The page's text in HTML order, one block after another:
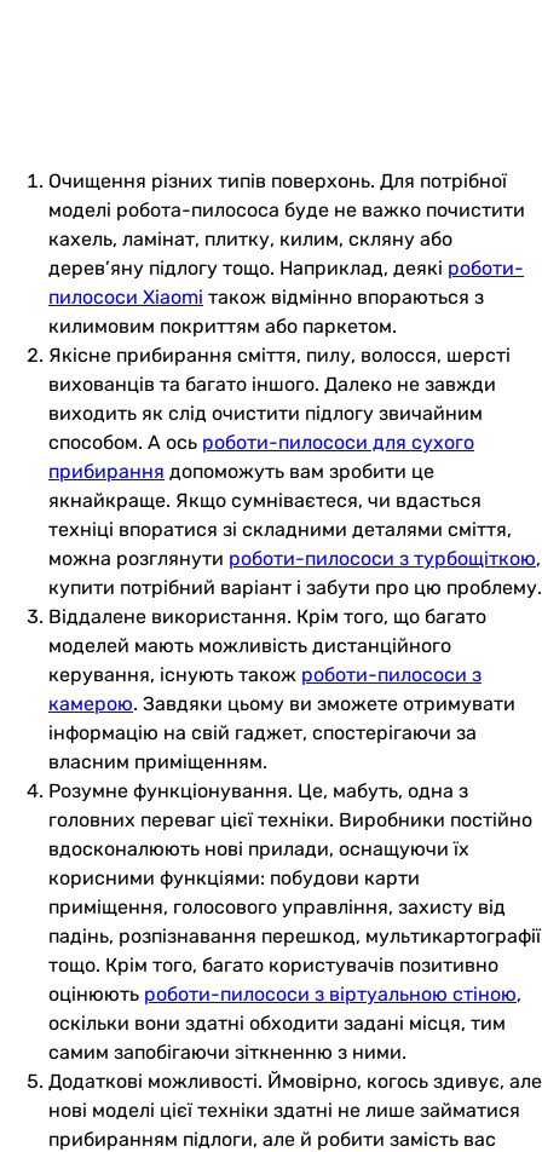
Очищення різних типів поверхонь. Для потрібної
моделі робота-пилососа буде не важко почистити
кахель, ламінат, плитку, килим, скляну або
дерев’яну підлогу тощо. Наприклад, деякі роботи-
пилососи Xiaomi також відмінно впораються з
килимовим покриттям або паркетом.
Якісне прибирання сміття, пилу, волосся, шерсті
вихованців та багато іншого. Далеко не завжди
виходить як слід очистити підлогу звичайним
способом. А ось роботи-пилососи для сухого
прибирання допоможуть вам зробити це
якнайкраще. Якщо сумніваєтеся, чи вдасться
техніці впоратися зі складними деталями сміття,
можна розглянути роботи-пилососи з турбощіткою,
купити потрібний варіант і забути про цю проблему.
Віддалене використання. Крім того, що багато
моделей мають можливість дистанційного
керування, існують також роботи-пилососи з
камерою. Завдяки цьому ви зможете отримувати
інформацію на свій гаджет, спостерігаючи за
власним приміщенням.
Розумне функціонування. Це, мабуть, одна з
головних переваг цієї техніки. Виробники постійно
вдосконалюють нові прилади, оснащуючи їх
корисними функціями: побудови карти
приміщення, голосового управління, захисту від
падінь, розпізнавання перешкод, мультикартографії
тощо. Крім того, багато користувачів позитивно
оцінюють роботи-пилососи з віртуальною стіною,
оскільки вони здатні обходити задані місця, тим
самим запобігаючи зіткненню з ними.
Додаткові можливості. Ймовірно, когось здивує, але
нові моделі цієї техніки здатні не лише займатися
прибиранням підлоги, але й робити замість вас